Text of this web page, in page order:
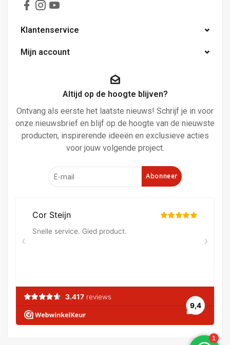
Klantenservice
Mijn account
Altijd op de hoogte blijven?
Ontvang als eerste het laatste nieuws! Schrijf je in voor
onze nieuwsbrief en blijf op de hoogte van de nieuwste
producten, inspirerende ideeën en exclusieve acties
voor jouw volgende project.
Abonneer